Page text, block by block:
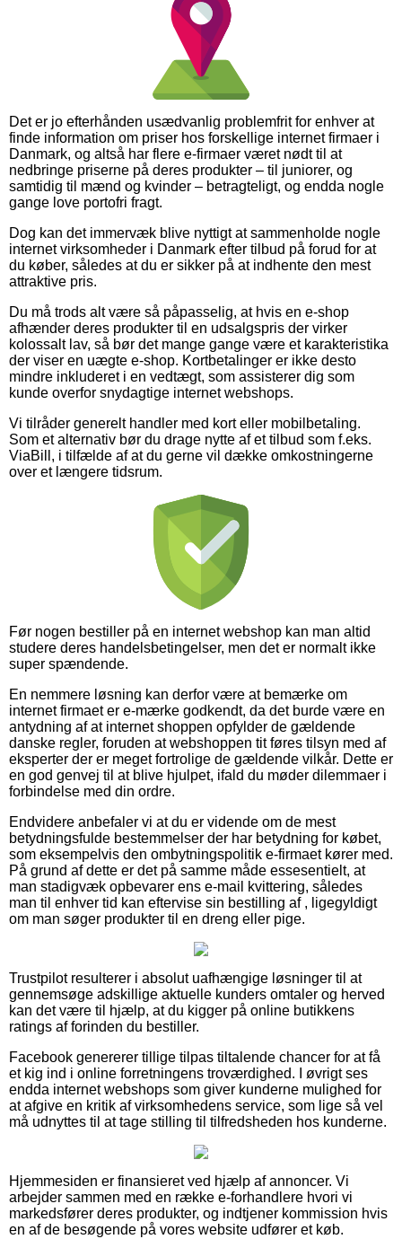
Det er jo efterhånden usædvanlig problemfrit for enhver at
finde information om priser hos forskellige internet firmaer i
Danmark, og altså har flere e-firmaer været nødt til at
nedbringe priserne på deres produkter – til juniorer, og
samtidig til mænd og kvinder – betragteligt, og endda nogle
gange love portofri fragt.
Dog kan det immervæk blive nyttigt at sammenholde nogle
internet virksomheder i Danmark efter tilbud på forud for at
du køber, således at du er sikker på at indhente den mest
attraktive pris.
Du må trods alt være så påpasselig, at hvis en e-shop
afhænder deres produkter til en udsalgspris der virker
kolossalt lav, så bør det mange gange være et karakteristika
der viser en uægte e-shop. Kortbetalinger er ikke desto
mindre inkluderet i en vedtægt, som assisterer dig som
kunde overfor snydagtige internet webshops.
Vi tilråder generelt handler med kort eller mobilbetaling.
Som et alternativ bør du drage nytte af et tilbud som f.eks.
ViaBill, i tilfælde af at du gerne vil dække omkostningerne
over et længere tidsrum.
Før nogen bestiller på en internet webshop kan man altid
studere deres handelsbetingelser, men det er normalt ikke
super spændende.
En nemmere løsning kan derfor være at bemærke om
internet firmaet er e-mærke godkendt, da det burde være en
antydning af at internet shoppen opfylder de gældende
danske regler, foruden at webshoppen tit føres tilsyn med af
eksperter der er meget fortrolige de gældende vilkår. Dette er
en god genvej til at blive hjulpet, ifald du møder dilemmaer i
forbindelse med din ordre.
Endvidere anbefaler vi at du er vidende om de mest
betydningsfulde bestemmelser der har betydning for købet,
som eksempelvis den ombytningspolitik e-firmaet kører med.
På grund af dette er det på samme måde essesentielt, at
man stadigvæk opbevarer ens e-mail kvittering, således
man til enhver tid kan eftervise sin bestilling af , ligegyldigt
om man søger produkter til en dreng eller pige.
Trustpilot resulterer i absolut uafhængige løsninger til at
gennemsøge adskillige aktuelle kunders omtaler og herved
kan det være til hjælp, at du kigger på online butikkens
ratings af forinden du bestiller.
Facebook genererer tillige tilpas tiltalende chancer for at få
et kig ind i online forretningens troværdighed. I øvrigt ses
endda internet webshops som giver kunderne mulighed for
at afgive en kritik af virksomhedens service, som lige så vel
må udnyttes til at tage stilling til tilfredsheden hos kunderne.
Hjemmesiden er finansieret ved hjælp af annoncer. Vi
arbejder sammen med en række e-forhandlere hvori vi
markedsfører deres produkter, og indtjener kommission hvis
en af de besøgende på vores website udfører et køb.